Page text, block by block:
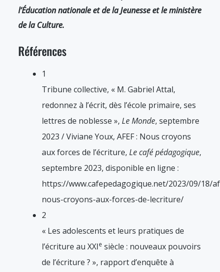
l’Éducation nationale et de la Jeunesse et le ministère
de la Culture.
Références
1
Tribune collective, « M. Gabriel Attal,
redonnez à l’écrit, dès l’école primaire, ses
lettres de noblesse », Le Monde, septembre
2023 / Viviane Youx, AFEF : Nous croyons
aux forces de l’écriture, Le café pédagogique,
septembre 2023, disponible en ligne :
https://www.cafepedagogique.net/2023/09/18/
nous-croyons-aux-forces-de-lecriture/
2
« Les adolescents et leurs pratiques de
l’écriture au XXIe siècle : nouveaux pouvoirs
de l’écriture ? », rapport d’enquête à